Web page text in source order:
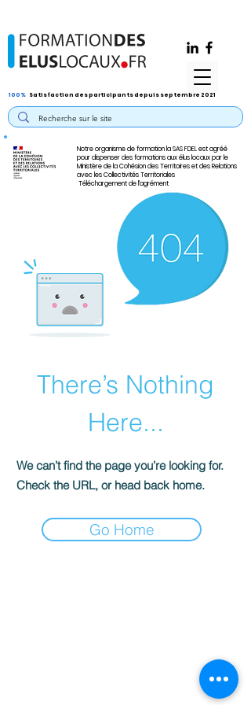
Notre organisme de formation la SAS FDEL est agréé
pour dispenser des formations aux élus locaux par le
Ministère de la Cohésion des Territoires et des Relations
avec les Collectivités Territoriales
Téléchargement de l'agrément
100% Satisfaction des participants depuis septembre 2021
There’s Nothing
Here...
We can’t find the page you’re looking for.
Check the URL, or head back home.
Go Home